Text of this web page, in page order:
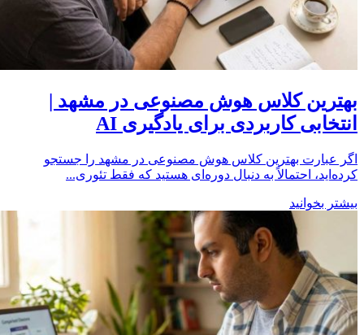
بهترین کلاس هوش مصنوعی در مشهد |
انتخابی کاربردی برای یادگیری AI
اگر عبارت بهترین کلاس هوش مصنوعی در مشهد را جستجو
کرده‌اید، احتمالاً به دنبال دوره‌ای هستید که فقط تئوری...
بیشتر بخوانید